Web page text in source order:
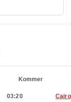
Kommer
03:20 Cairo